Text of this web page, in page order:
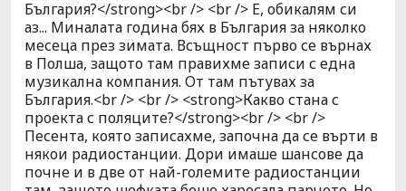
България?</strong><br /> <br /> Е, обикалям си
аз... Миналата година бях в България за няколко
месеца през зимата. Всъщност първо се върнах
в Полша, защото там правихме записи с една
музикална компания. От там пътувах за
България.<br /> <br /> <strong>Какво стана с
проекта с поляците?</strong><br /> <br />
Песента, която записахме, започна да се върти в
някои радиостанции. Дори имаше шансове да
почне и в две от най-големите радиостанции